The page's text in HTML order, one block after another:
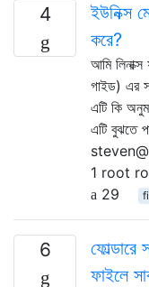
4
ইউনিক্স
করে?
আমি
গাইড) এর
এটি কি
এটি বুঝতে
1 root
29
6
ফাইলে